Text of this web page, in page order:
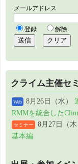
クライム主催セ
Web 8月26日（水）
RMMを統合した
セミナー 8月27日（木
基本編